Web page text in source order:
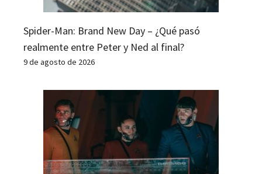
Spider-Man: Brand New Day – ¿Qué pasó
realmente entre Peter y Ned al final?
9 de agosto de 2026